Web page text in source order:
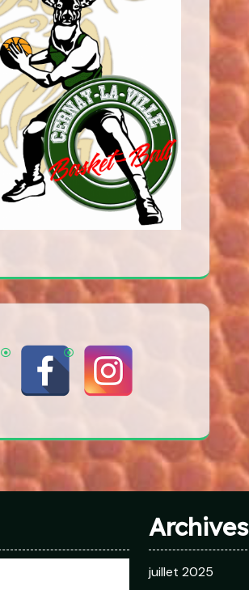
Archives
juillet 2025